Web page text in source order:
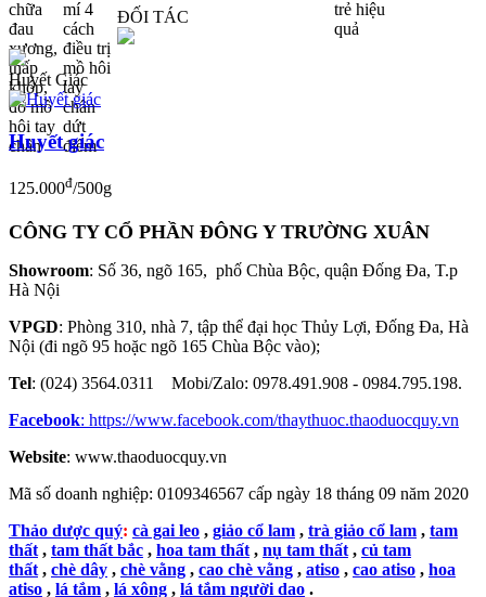
ĐỐI TÁC
Huyết Giác
Huyết giác
125.000đ/500g
CÔNG TY CỔ PHẦN ĐÔNG Y TRƯỜNG XUÂN
Showroom: Số 36, ngõ 165, phố Chùa Bộc, quận Đống Đa, T.p
Hà Nội
VPGD: Phòng 310, nhà 7, tập thể đại học Thủy Lợi, Đống Đa, Hà
Nội (đi ngõ 95 hoặc ngõ 165 Chùa Bộc vào);
Tel: (024) 3564.0311 Mobi/Zalo: 0978.491.908 - 0984.795.198.
Facebook: https://www.facebook.com/thaythuoc.thaoduocquy.vn
Website: www.thaoduocquy.vn
Mã số doanh nghiệp: 0109346567 cấp ngày 18 tháng 09 năm 2020
Thảo dược quý: cà gai leo , giảo cổ lam , trà giảo cổ lam , tam
thất , tam thất bắc , hoa tam thất , nụ tam thất , củ tam
thất , chè dây , chè vằng , cao chè vằng , atiso , cao atiso , hoa
atiso , lá tắm , lá xông , lá tắm người dao .